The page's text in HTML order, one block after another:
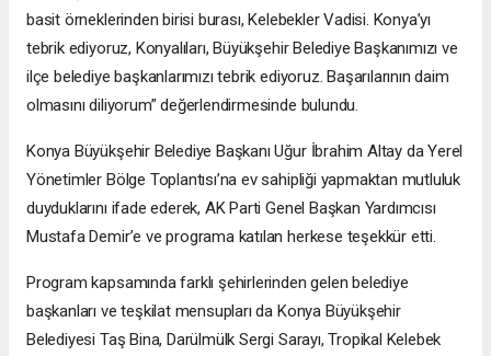
basit örneklerinden birisi burası, Kelebekler Vadisi. Konya’yı
tebrik ediyoruz, Konyalıları, Büyükşehir Belediye Başkanımızı ve
ilçe belediye başkanlarımızı tebrik ediyoruz. Başarılarının daim
olmasını diliyorum” değerlendirmesinde bulundu.
Konya Büyükşehir Belediye Başkanı Uğur İbrahim Altay da Yerel
Yönetimler Bölge Toplantısı’na ev sahipliği yapmaktan mutluluk
duyduklarını ifade ederek, AK Parti Genel Başkan Yardımcısı
Mustafa Demir’e ve programa katılan herkese teşekkür etti.
Program kapsamında farklı şehirlerinden gelen belediye
başkanları ve teşkilat mensupları da Konya Büyükşehir
Belediyesi Taş Bina, Darülmülk Sergi Sarayı, Tropikal Kelebek